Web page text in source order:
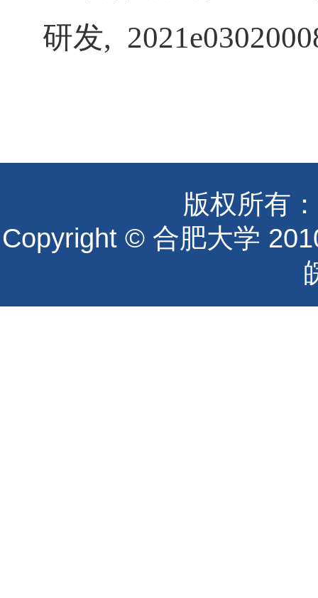
研发,
版权所有
Copyright © 合肥大学